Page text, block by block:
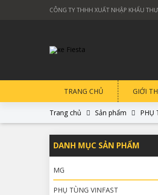
CÔNG TY THHH XUẤT NHẬP KHẨU
TRANG CHỦ GIỚI
Trang chủ Sản phẩm PHỤ
DANH MỤC SẢN PHẨM
MG
PHỤ TÙNG VINFAST